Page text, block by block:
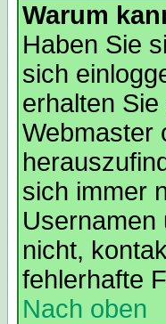
Warum
Haben Sie
sich
erhalten
Webmaster
sich immer
Usernamen
nicht,
fehlerhafte
Nach oben